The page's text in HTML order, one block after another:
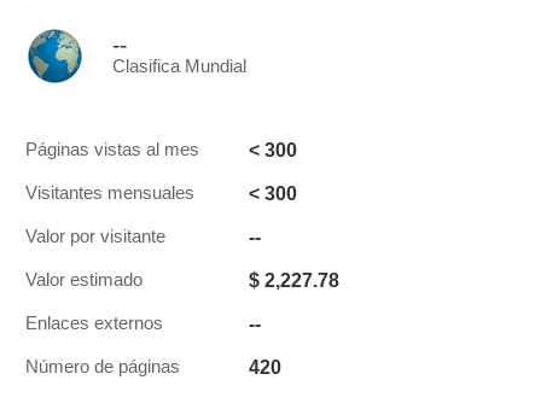
--
Clasifica Mundial
Páginas vistas al mes < 300
Visitantes mensuales < 300
Valor por visitante --
Valor estimado $ 2,227.78
Enlaces externos --
Número de páginas 420